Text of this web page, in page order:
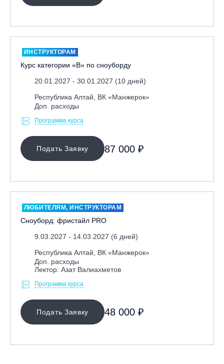
ИНСТРУКТОРАМ
Курс категории «В» по сноуборду
20.01.2027 - 30.01.2027 (10 дней)
Республика Алтай, ВК «Манжерок»
Доп. расходы
Программа курса
Подать Заявку 87 000 ₽
ЛЮБИТЕЛЯМ, ИНСТРУКТОРАМ
Сноуборд: фристайл PRO
9.03.2027 - 14.03.2027 (6 дней)
Республика Алтай, ВК «Манжерок»
Доп. расходы
Лектор: Азат Валиахметов
Программа курса
Подать Заявку 48 000 ₽